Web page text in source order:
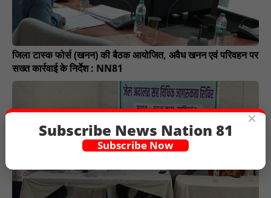
जिला टास्क फोर्स (खनन) की बैठक आयोजित, अवैध खनन एवं परिवहन पर
सख्त कार्रवाई के निर्देश : NN81
×
Subscribe News Nation 81
Subscribe Now